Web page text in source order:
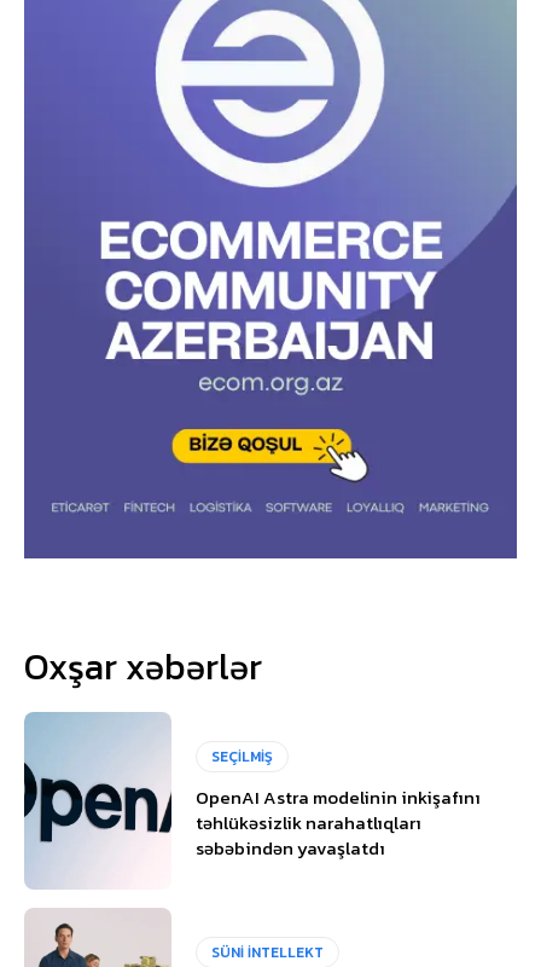
Oxşar xəbərlər
SEÇİLMİŞ
OpenAI Astra modelinin inkişafını
təhlükəsizlik narahatlıqları
səbəbindən yavaşlatdı
SÜNİ İNTELLEKT